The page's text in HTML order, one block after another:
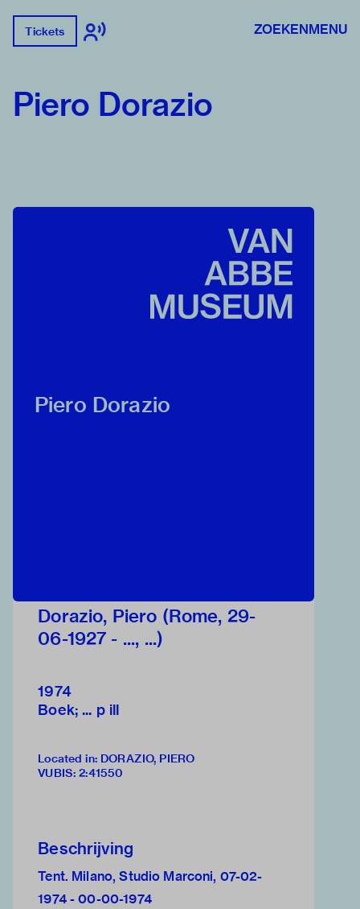
Tickets ZOEKENMENU
Piero Dorazio
Piero Dorazio
Dorazio, Piero (Rome, 29-
06-1927 - ..., ...)
1974
Boek; ... p ill
Located in: DORAZIO, PIERO
VUBIS: 2:41550
Beschrijving
Tent. Milano, Studio Marconi, 07-02-
1974 - 00-00-1974